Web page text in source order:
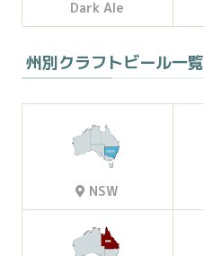
Dark Ale
州別クラフトビール一覧
NSW